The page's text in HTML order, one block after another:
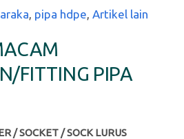
, pipa hdpe, Artikel lain
FITTING PIPA
/ SOCKET / SOCK LURUS